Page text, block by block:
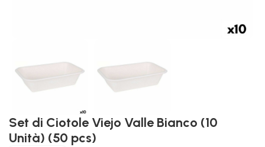
Set di Ciotole Viejo Valle Bianco (10
Unità) (50 pcs)